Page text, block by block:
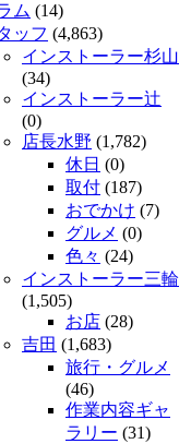
ム (14)
ッフ (4,863)
インストーラー杉山
(34)
インストーラー辻
(0)
店長水野 (1,782)
休日 (0)
取付 (187)
おでかけ (7)
グルメ (0)
色々 (24)
インストーラー三輪
(1,505)
お店 (28)
吉田 (1,683)
旅行・グルメ
(46)
作業内容ギャ
ラリー (31)